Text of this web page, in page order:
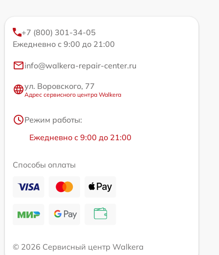
+7 (800) 301-34-05
Ежедневно с 9:00 до 21:00
info@walkera-repair-center.ru
ул. Воровского, 77
Адрес сервисного центра Walkera
Режим работы:
Ежедневно с 9:00 до 21:00
Способы оплаты
© 2026 Сервисный центр Walkera